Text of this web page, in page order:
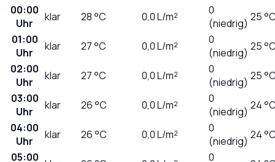
00:00
Uhr
klar 28°C 0,0L/m²
0
(niedrig) 25
01:00
Uhr
klar 27°C 0,0L/m²
0
(niedrig) 25
02:00
Uhr
klar 27°C 0,0L/m²
0
(niedrig) 25
03:00
Uhr
klar 26°C 0,0L/m²
0
(niedrig) 24
04:00
Uhr
klar 26°C 0,0L/m²
0
(niedrig) 24
05:00
0